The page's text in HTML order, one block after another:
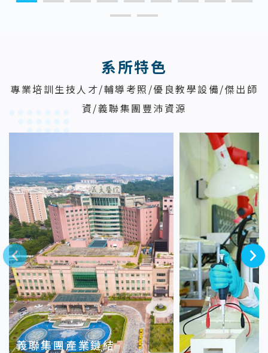
系所特色
專業培訓生技人才/輔導考照/優良教學設備/傑出師
資/義聯集團豐沛資源
上一則
義聯集團產業鏈結
下一則